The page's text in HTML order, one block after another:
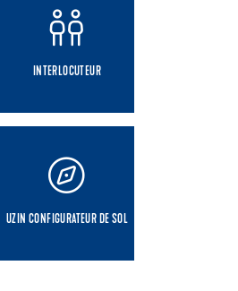
INTERLOCUTEUR
UZIN CONFIGURATEUR DE SOL